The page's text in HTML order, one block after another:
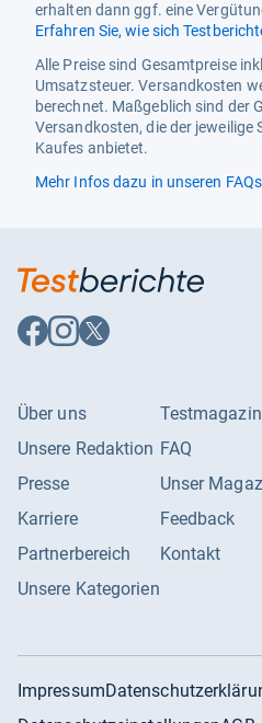
erhalten dann ggf. eine
Erfahren Sie, wie sich
Alle Preise sind Gesamtpreise
Umsatzsteuer. Versandkosten
berechnet. Maßgeblich sind der
Versandkosten, die der jeweilige
Kaufes anbietet.
Mehr Infos dazu in unseren FAQs
Auf
Facebook
Auf
Instagram
Auf
X
Über uns
Unsere Redaktion
Presse
Karriere
Partnerbereich
Unsere Kategorien
FAQ
Unser
Feedback
Kontakt
Impressum